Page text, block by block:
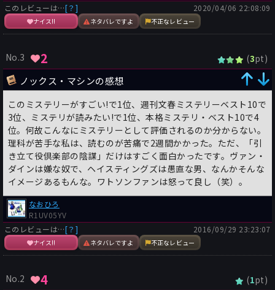
このレビューは…[？]
ナイス!! ネタバレですよ 不正なレビュー
2020/04/06 22:08:09
No.3 2 (3pt)
ノックス・マシンの感想
このミステリーがすごい!で1位、週刊文春ミステリーベスト10で
3位、ミステリが読みたい!で1位、本格ミステリ・ベスト10で4
位。何故こんなにミステリーとして評価されるのか分からない。
理科が苦手な私は、読むのが苦痛で2週間かかった。ただ、「引
き立て役倶楽部の陰謀」だけはすごく面白かったです。ヴァン・
ダインは嫌な奴で、ヘイスティングズは愚直な男、なんかそんな
イメージあるもんな。ワトソンファンは怒って良し（笑）。
なおひろ
R1UV05YV
このレビューは…[？]
ナイス!! ネタバレですよ 不正なレビュー
2016/09/29 23:23:07
No.2 4 (1pt)